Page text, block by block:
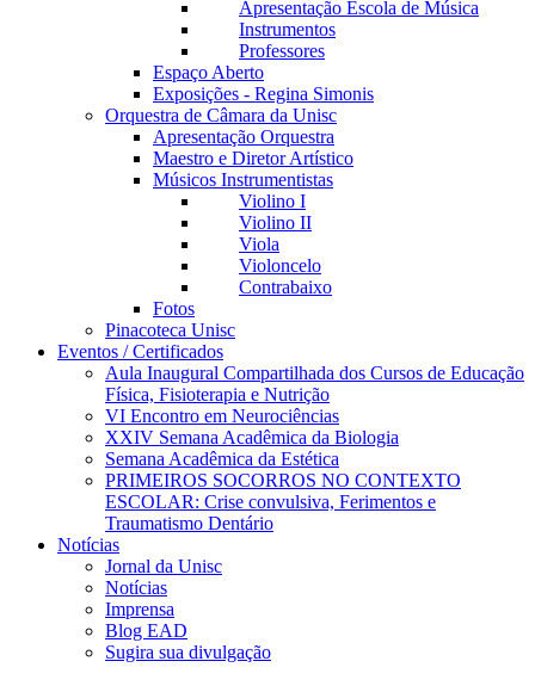
Apresentação Escola de Música
Instrumentos
Professores
Espaço Aberto
Exposições - Regina Simonis
Orquestra de Câmara da Unisc
Apresentação Orquestra
Maestro e Diretor Artístico
Músicos Instrumentistas
Violino I
Violino II
Viola
Violoncelo
Contrabaixo
Fotos
Pinacoteca Unisc
Eventos / Certificados
Aula Inaugural Compartilhada dos Cursos de Educação
Física, Fisioterapia e Nutrição
VI Encontro em Neurociências
XXIV Semana Acadêmica da Biologia
Semana Acadêmica da Estética
PRIMEIROS SOCORROS NO CONTEXTO
ESCOLAR: Crise convulsiva, Ferimentos e
Traumatismo Dentário
Notícias
Jornal da Unisc
Notícias
Imprensa
Blog EAD
Sugira sua divulgação